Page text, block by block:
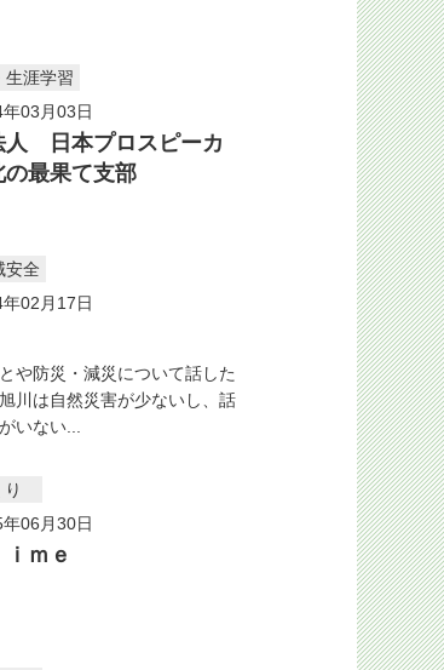
生涯学習
03月03日
人 日本プロスピーカ
最果て支部
安全
02月17日
や防災・減災について話した
川は自然災害が少ないし、話
いない...
06月30日
ｍｅ